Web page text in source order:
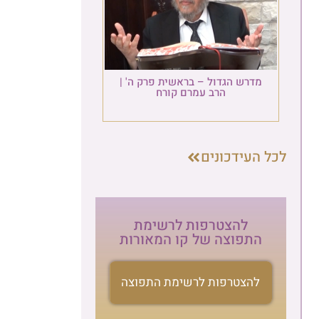
מדרש הגדול – בראשית פרק ה' |
הרב עמרם קורח
להצטרפות לרשימת
התפוצה של קו המאורות
להצטרפות לרשימת התפוצה